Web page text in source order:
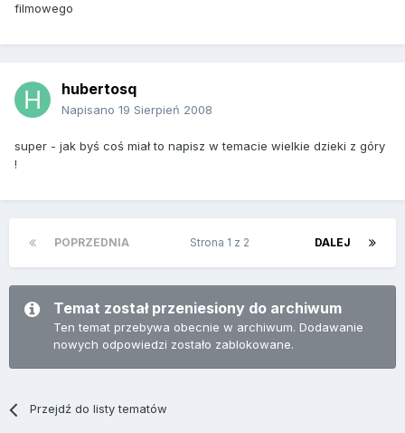
filmowego
hubertosq
Napisano 19 Sierpień 2008
super - jak byś coś miał to napisz w temacie wielkie dzieki z góry
!
POPRZEDNIA DALEJ
Strona 1 z 2
Temat został przeniesiony do archiwum
Ten temat przebywa obecnie w archiwum. Dodawanie
nowych odpowiedzi zostało zablokowane.
Przejdź do listy tematów